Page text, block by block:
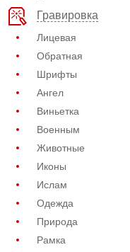
Гравировка
Лицевая
Обратная
Шрифты
Ангел
Виньетка
Военным
Животные
Иконы
Ислам
Одежда
Природа
Рамка